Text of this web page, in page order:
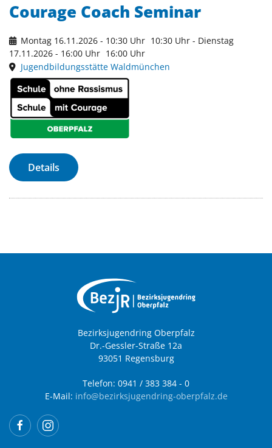
Courage Coach Seminar
Montag 16.11.2026 - 10:30 Uhr 10:30 Uhr - Dienstag
17.11.2026 - 16:00 Uhr 16:00 Uhr
Jugendbildungsstätte Waldmünchen
Details
Bezirksjugendring Oberpfalz
Dr.-Gessler-Straße 12a
93051 Regensburg
Telefon: 0941 / 383 384 - 0
E-Mail: info@bezirksjugendring-oberpfalz.de